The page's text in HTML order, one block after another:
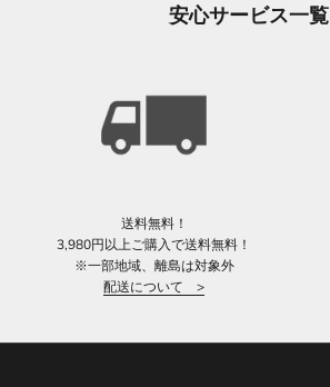
安心サービス一覧
送料無料！
3,980円以上ご購入で送料無料！
※一部地域、離島は対象外
配送について >